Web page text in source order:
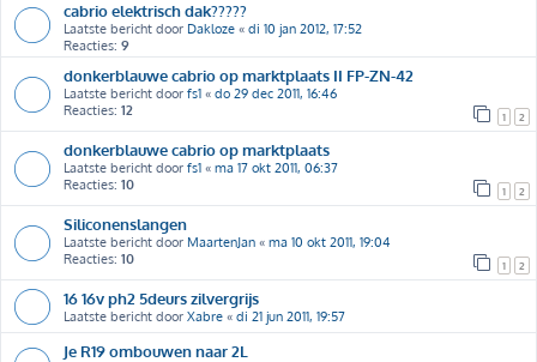
cabrio elektrisch dak?????
Laatste bericht door Dakloze « di 10 jan 2012, 17:52
Reacties: 9
donkerblauwe cabrio op marktplaats II FP-ZN-42
Laatste bericht door fs1 « do 29 dec 2011, 16:46
Reacties: 12 1 2
donkerblauwe cabrio op marktplaats
Laatste bericht door fs1 « ma 17 okt 2011, 06:37
Reacties: 10 1 2
Siliconenslangen
Laatste bericht door MaartenJan « ma 10 okt 2011, 19:04
Reacties: 10 1 2
16 16v ph2 5deurs zilvergrijs
Laatste bericht door Xabre « di 21 jun 2011, 19:57
Je R19 ombouwen naar 2L